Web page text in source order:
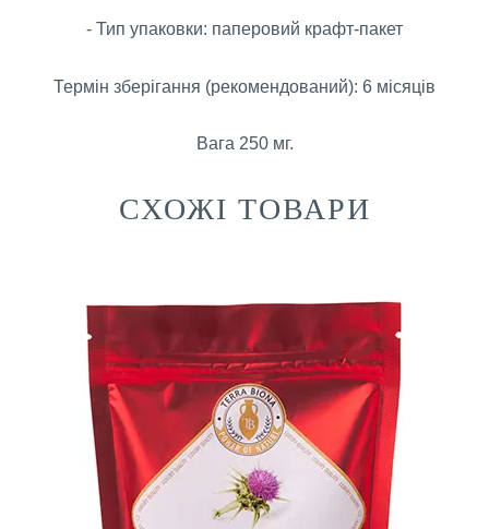
- Тип упаковки: паперовий крафт-пакет
Термін зберігання (рекомендований): 6 місяців
Вага 250 мг.
СХОЖІ ТОВАРИ